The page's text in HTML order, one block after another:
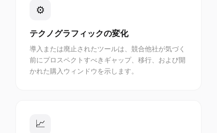
⚙
テクノグラフィックの変化
導入または廃止されたツールは、競合他社が気づく
前にプロスペクトすべきギャップ、移行、および開
かれた購入ウィンドウを示します。
📈